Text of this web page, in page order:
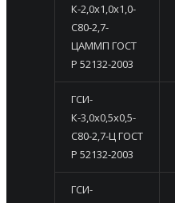
К-2,0х1,0х1,0-
С80-2,7-
ЦАММП ГОСТ
Р 52132-2003
ГСИ-
К-3,0х0,5х0,5-
С80-2,7-Ц ГОСТ
Р 52132-2003
ГСИ-